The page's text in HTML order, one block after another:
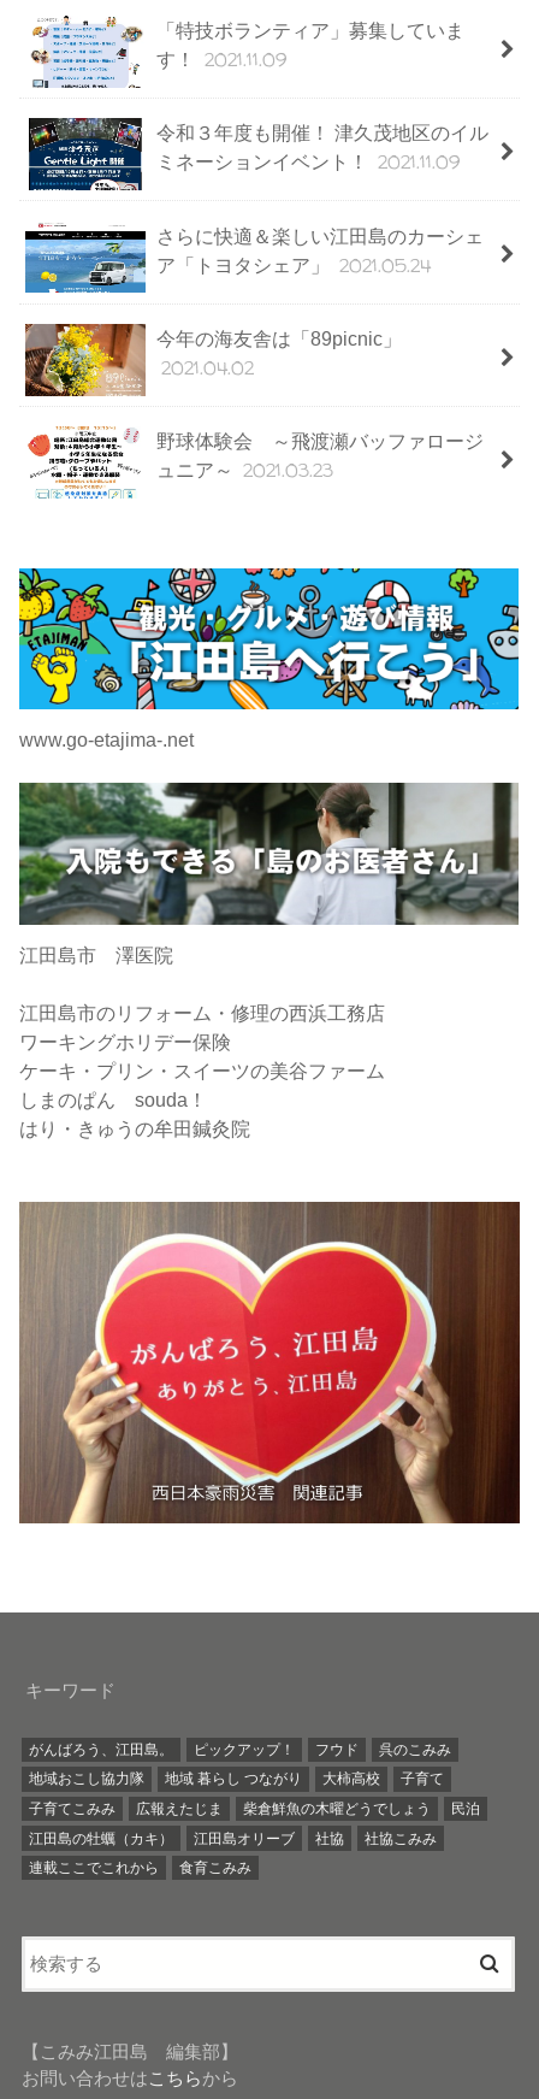
「特技ボランティア」募集していま
す！
2021.11.09
令和３年度も開催！ 津久茂地区のイル
ミネーションイベント！
2021.11.09
さらに快適＆楽しい江田島のカーシェ
ア「トヨタシェア」
2021.05.24
今年の海友舎は「89picnic」
2021.04.02
野球体験会 ～飛渡瀬バッファロージ
ュニア～
2021.03.23
www.go-etajima-.net
江田島市 澤医院
江田島市のリフォーム・修理の西浜工務店
ワーキングホリデー保険
ケーキ・プリン・スイーツの美谷ファーム
しまのぱん souda！
はり・きゅうの牟田鍼灸院
キーワード
がんばろう、江田島。 ピックアップ！ フウド
呉のこみみ
地域おこし協力隊
地域 暮らし つながり 大柿高校
子育て
子育てこみみ
広報えたじま 柴倉鮮魚の木曜どうでしょう
民泊
江田島の牡蠣（カキ）
江田島オリーブ 社協
社協こみみ
連載ここでこれから
食育こみみ
【こみみ江田島 編集部】
お問い合わせはこちらから